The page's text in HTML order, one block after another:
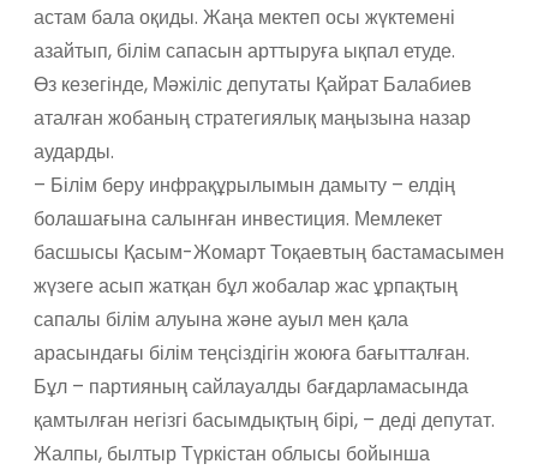
астам бала оқиды. Жаңа мектеп осы жүктемені
азайтып, білім сапасын арттыруға ықпал етуде.
Өз кезегінде, Мәжіліс депутаты Қайрат Балабиев
аталған жобаның стратегиялық маңызына назар
аударды.
– Білім беру инфрақұрылымын дамыту – елдің
болашағына салынған инвестиция. Мемлекет
басшысы Қасым-Жомарт Тоқаевтың бастамасымен
жүзеге асып жатқан бұл жобалар жас ұрпақтың
сапалы білім алуына және ауыл мен қала
арасындағы білім теңсіздігін жоюға бағытталған.
Бұл – партияның сайлауалды бағдарламасында
қамтылған негізгі басымдықтың бірі, – деді депутат.
Жалпы, былтыр Түркістан облысы бойынша